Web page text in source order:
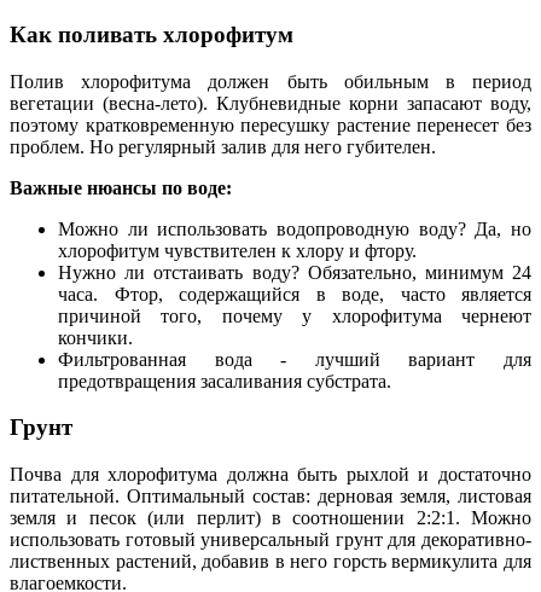
Как поливать хлорофитум
Полив хлорофитума должен быть обильным в период
вегетации (весна-лето). Клубневидные корни запасают воду,
поэтому кратковременную пересушку растение перенесет без
проблем. Но регулярный залив для него губителен.
Важные нюансы по воде:
Можно ли использовать водопроводную воду? Да, но
хлорофитум чувствителен к хлору и фтору.
Нужно ли отстаивать воду? Обязательно, минимум 24
часа. Фтор, содержащийся в воде, часто является
причиной того, почему у хлорофитума чернеют
кончики.
Фильтрованная вода - лучший вариант для
предотвращения засаливания субстрата.
Грунт
Почва для хлорофитума должна быть рыхлой и достаточно
питательной. Оптимальный состав: дерновая земля, листовая
земля и песок (или перлит) в соотношении 2:2:1. Можно
использовать готовый универсальный грунт для декоративно-
лиственных растений, добавив в него горсть вермикулита для
влагоемкости.